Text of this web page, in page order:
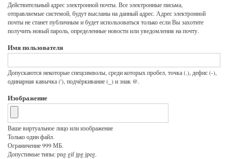
Действительный адрес электронной почты. Все электронные письма,
отправляемые системой, будут высланы на данный адрес. Адрес электронной
почты не станет публичным и будет использоваться только если Вы захотите
получить новый пароль, определенные новости или уведомления на почту.
Имя пользователя
Допускаются некоторые спецсимволы, среди которых пробел, точка (.), дефис (-),
одинарная кавычка ('), подчёркивание (_) и знак @.
Изображение
Ваше виртуальное лицо или изображение
Только один файл.
Ограничение 999 МБ.
Допустимые типы: png gif jpg jpeg.